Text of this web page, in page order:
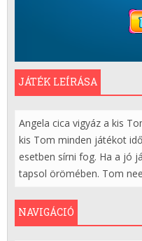
JÁTÉK LEÍRÁSA
Angela cica vigyáz a kis
kis Tom minden játékot
esetben sírni fog. Ha a jó
tapsol örömében. Tom
NAVIGÁCIÓ